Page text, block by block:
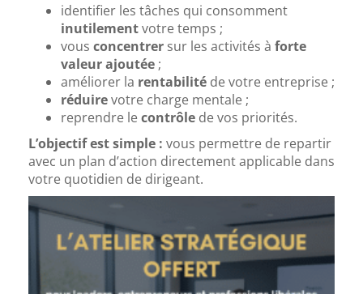
identifier les tâches qui consomment
inutilementvotre temps ;
vous concentrer sur les activités à forte
valeur ajoutée ;
améliorer la rentabilité de votre entreprise ;
réduirevotre charge mentale ;
reprendre lecontrôle de vos priorités.
L’objectif est simple : vous permettre de repartir
avec un plan d’action directement applicable dans
votre quotidien de dirigeant.